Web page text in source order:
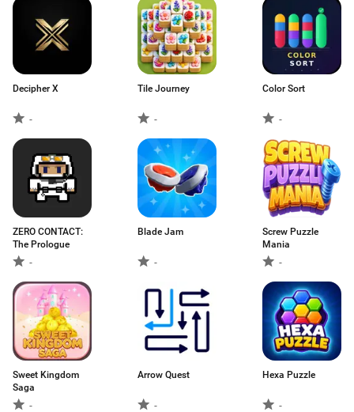
Decipher X
-
Tile Journey
-
Color Sort
-
ZERO CONTACT:
The Prologue
-
Blade Jam
-
Screw Puzzle
Mania
-
Sweet Kingdom
Saga
-
Arrow Quest
-
Hexa Puzzle
-